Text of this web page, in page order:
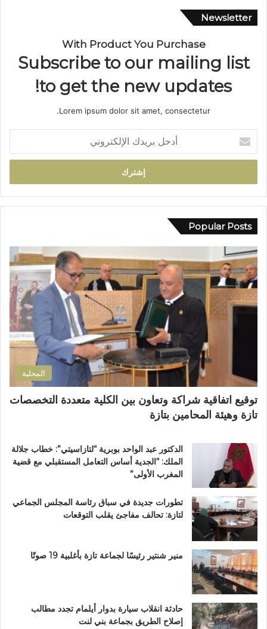
ز
ة
ش
ر
ا
م
ي
إ
ب
ؤ
ة
ل
ل
ت
ل
و
ث
و
ي
ب
م
ت
ن
ه
ب
ي
ئ
ي
Newsletter
With Product You Purchase
Subscribe to our mailing list
to get the new updates!
Lorem ipsum dolor sit amet, consectetur.
خ
ب
ر
ك
ا
ل
إ
ل
ك
Popular Posts
المحلية
توقيع اتفاقية شراكة وتعاون بين الكلية متعددة التخصصات
تازة وهيئة المحامين بتازة
الدكتور عبد الواحد بوبرية “لتازاسيتي”: خطاب جلالة
الملك: “الجدية أساس التعامل المستقبلي مع قضية
المغرب الأولى”
تطورات جديدة في سباق رئاسة المجلس الجماعي
لتازة: تحالف مفاجئ يقلب التوقعات
منير شنتير رئيسًا لجماعة تازة بأغلبية 19 صوتًا
حادثة انقلاب سيارة بدوار أيلمام تجدد مطالب
إصلاح الطريق بجماعة بني لنت